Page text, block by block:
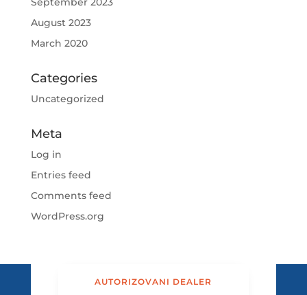
August 2023
March 2020
Categories
Uncategorized
Meta
Log in
Entries feed
Comments feed
WordPress.org
AUTORIZOVANI DEALER